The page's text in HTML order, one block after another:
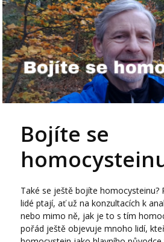
Bojíte se
Také se ještě bojíte homocysteinu?
lidé ptají, ať už na konzultacích k
nebo mimo ně, jak je to s tím
pořád ještě objevuje mnoho lidí,